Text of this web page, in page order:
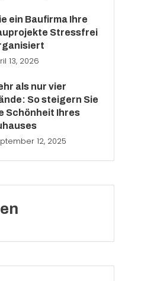
ein Baufirma Ihre
Stressfrei
13, 2026
als nur vier
So steigern Sie
Schönheit Ihres
12, 2025